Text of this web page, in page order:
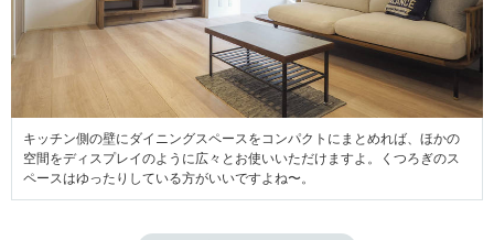
キッチン側の壁にダイニングスペースをコンパクトにまとめれば、ほかの
空間をディスプレイのように広々とお使いいただけますよ。くつろぎのス
ペースはゆったりしている方がいいですよね〜。